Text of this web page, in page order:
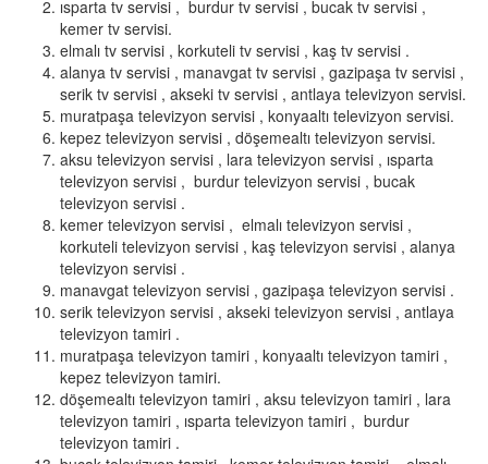
ısparta tv servisi , burdur tv servisi , bucak tv servisi ,
kemer tv servisi.
elmalı tv servisi , korkuteli tv servisi , kaş tv servisi .
alanya tv servisi , manavgat tv servisi , gazipaşa tv servisi ,
serik tv servisi , akseki tv servisi , antlaya televizyon servisi.
muratpaşa televizyon servisi , konyaaltı televizyon servisi.
kepez televizyon servisi , döşemealtı televizyon servisi.
aksu televizyon servisi , lara televizyon servisi , ısparta
televizyon servisi , burdur televizyon servisi , bucak
televizyon servisi .
kemer televizyon servisi , elmalı televizyon servisi ,
korkuteli televizyon servisi , kaş televizyon servisi , alanya
televizyon servisi .
manavgat televizyon servisi , gazipaşa televizyon servisi .
serik televizyon servisi , akseki televizyon servisi , antlaya
televizyon tamiri .
muratpaşa televizyon tamiri , konyaaltı televizyon tamiri ,
kepez televizyon tamiri.
döşemealtı televizyon tamiri , aksu televizyon tamiri , lara
televizyon tamiri , ısparta televizyon tamiri , burdur
televizyon tamiri .